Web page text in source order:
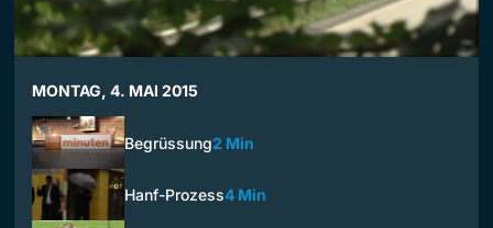
MONTAG, 4. MAI 2015
Begrüssung2 Min
Hanf-Prozess4 Min